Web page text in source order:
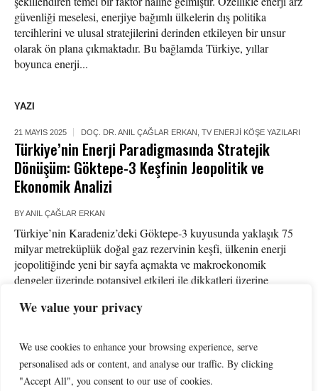
We value your privacy
We use cookies to enhance your browsing experience, serve
personalised ads or content, and analyse our traffic. By clicking
"Accept All", you consent to our use of cookies.
güvenliği meselesi, enerjiye bağımlı ülkelerin dış politika
tercihlerini ve ulusal stratejilerini derinden etkileyen bir unsur
olarak ön plana çıkmaktadır. Bu bağlamda Türkiye, yıllar
boyunca enerji...
YAZI
21 MAYIS 2025 DOÇ. DR. ANIL ÇAĞLAR ERKAN TV ENERJI KÖŞE YAZILARI
Türkiye’nin Enerji Paradigmasında Stratejik
Dönüşüm: Göktepe-3 Keşfinin Jeopolitik ve
Ekonomik Analizi
BYANIL ÇAĞLAR ERKAN
Türkiye’nin Karadeniz’deki Göktepe-3 kuyusunda yaklaşık 75
milyar metreküplük doğal gaz rezervinin keşfi, ülkenin enerji
jeopolitiğinde yeni bir sayfa açmakta ve makroekonomik
dengeler üzerinde potansiyel etkileri ile dikkatleri üzerine
ötesinde, Türkiye’nin uluslararası enerji sistemindeki
Karadeniz havzası, son yıllarda sadece Türkiye’nin değil, kıyıdaş
ülkelerin...